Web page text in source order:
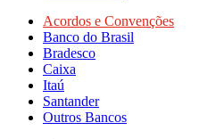
Acordos e Convenções
Banco do Brasil
Bradesco
Caixa
Itaú
Santander
Outros Bancos